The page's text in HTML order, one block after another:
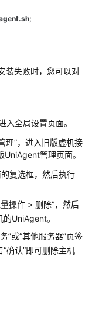
装失败时，您可以对
入全局设置页面。
理”，进入旧版虚机接
UniAgent管理页面。
复选框，然后执行
操作 > 删除”，然后
UniAgent。
”或“其他服务器”页签
确认”即可删除主机